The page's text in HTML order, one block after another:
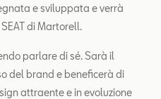
e sviluppata e verrà
di Martorell.
parlare di sé. Sarà il
del brand e beneficerà di
attraente e in evoluzione